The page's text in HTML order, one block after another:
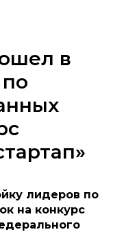
в
лидеров по
на конкурс